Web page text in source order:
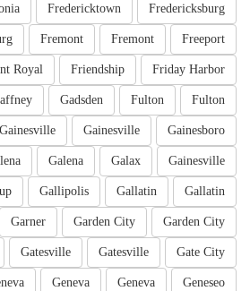
Fredericksburg
Fredericktown
Freeport
Fremont
Fremont
Friday Harbor
Friendship
Royal
Fulton
Fulton
Gadsden
Gainesboro
Gainesville
Gainesville
Gainesville
Galax
Galena
Gallatin
Gallatin
Gallipolis
Garden City
Garden City
Garner
Gate City
Gatesville
Gatesville
Geneseo
Geneva
Geneva